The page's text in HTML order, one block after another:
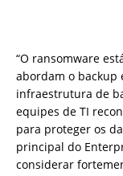
“O ransomware
abordam o backup
infraestrutura de
equipes de TI
para proteger os
principal do
considerar